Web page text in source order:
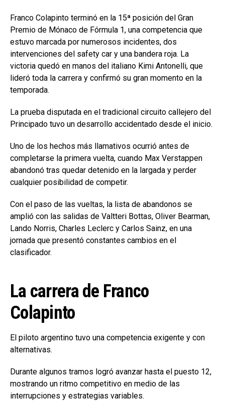
Franco Colapinto terminó en la 15ª posición del Gran
Premio de Mónaco de Fórmula 1, una competencia que
estuvo marcada por numerosos incidentes, dos
intervenciones del safety car y una bandera roja. La
victoria quedó en manos del italiano Kimi Antonelli, que
lideró toda la carrera y confirmó su gran momento en la
temporada.
La prueba disputada en el tradicional circuito callejero del
Principado tuvo un desarrollo accidentado desde el inicio.
Uno de los hechos más llamativos ocurrió antes de
completarse la primera vuelta, cuando Max Verstappen
abandonó tras quedar detenido en la largada y perder
cualquier posibilidad de competir.
Con el paso de las vueltas, la lista de abandonos se
amplió con las salidas de Valtteri Bottas, Oliver Bearman,
Lando Norris, Charles Leclerc y Carlos Sainz, en una
jornada que presentó constantes cambios en el
clasificador.
La carrera de Franco
Colapinto
El piloto argentino tuvo una competencia exigente y con
alternativas.
Durante algunos tramos logró avanzar hasta el puesto 12,
mostrando un ritmo competitivo en medio de las
interrupciones y estrategias variables.